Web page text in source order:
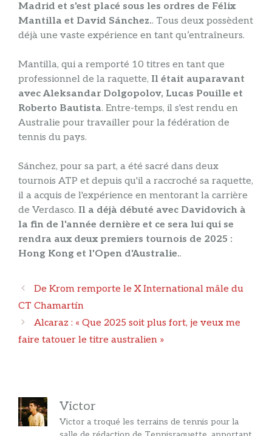
Madrid et s'est placé sous les ordres de Félix
Mantilla et David Sánchez.. Tous deux possèdent
déjà une vaste expérience en tant qu’entraîneurs.
Mantilla, qui a remporté 10 titres en tant que
professionnel de la raquette, Il était auparavant
avec Aleksandar Dolgopolov, Lucas Pouille et
Roberto Bautista. Entre-temps, il s'est rendu en
Australie pour travailler pour la fédération de
tennis du pays.
Sánchez, pour sa part, a été sacré dans deux
tournois ATP et depuis qu'il a raccroché sa raquette,
il a acquis de l'expérience en mentorant la carrière
de Verdasco. Il a déjà débuté avec Davidovich à
la fin de l'année dernière et ce sera lui qui se
rendra aux deux premiers tournois de 2025 :
Hong Kong et l'Open d'Australie..
Navigation
des
articles
De Krom remporte le X International mâle du
CT Chamartín
Alcaraz : « Que 2025 soit plus fort, je veux me
faire tatouer le titre australien »
Victor
Victor a troqué les terrains de tennis pour la